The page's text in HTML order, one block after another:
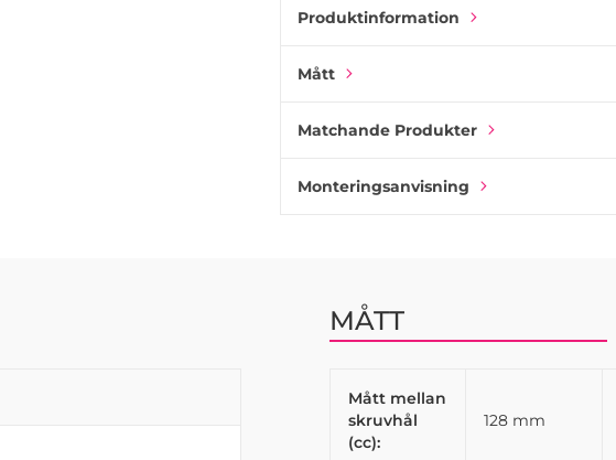
Produktinformation
Mått
Matchande Produkter
Monteringsanvisning
MÅTT
Mått mellan
skruvhål
(cc):
128 mm